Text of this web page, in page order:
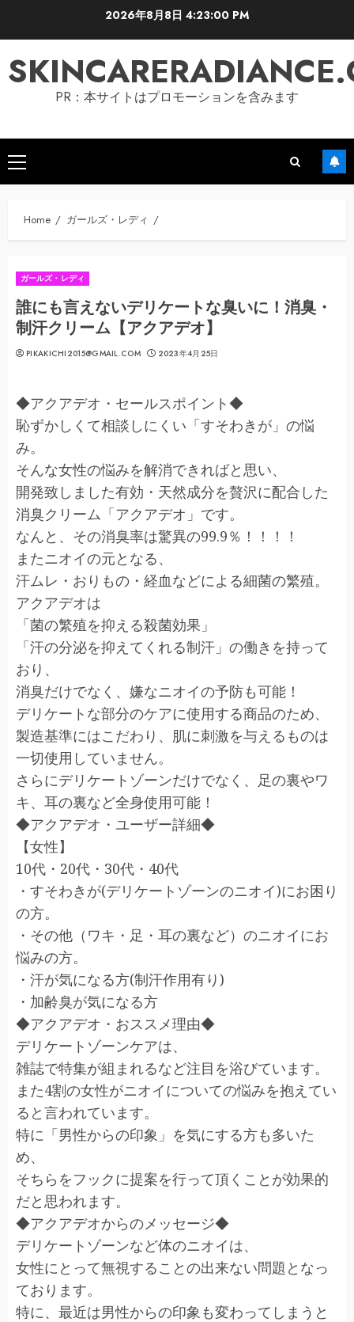
2026年8月8日4:23:01 PM
PR：本サイトはプロモーションを含みます
Primary
Menu
Home ガールズ・レディ
ガールズ・レディ
誰にも言えないデリケートな臭いに！消臭・
制汗クリーム【アクアデオ】
PIKAKICHI2015@GMAIL.COM 2023年4月25日
◆アクアデオ・セールスポイント◆
恥ずかしくて相談しにくい「すそわきが」の悩
み。
そんな女性の悩みを解消できればと思い、
開発致しました有効・天然成分を贅沢に配合した
消臭クリーム「アクアデオ」です。
なんと、その消臭率は驚異の99.9％！！！！
またニオイの元となる、
汗ムレ・おりもの・経血などによる細菌の繁殖。
アクアデオは
「菌の繁殖を抑える殺菌効果」
「汗の分泌を抑えてくれる制汗」の働きを持って
おり、
消臭だけでなく、嫌なニオイの予防も可能！
デリケートな部分のケアに使用する商品のため、
製造基準にはこだわり、肌に刺激を与えるものは
一切使用していません。
さらにデリケートゾーンだけでなく、足の裏やワ
キ、耳の裏など全身使用可能！
◆アクアデオ・ユーザー詳細◆
【女性】
10代・20代・30代・40代
・すそわきが(デリケートゾーンのニオイ)にお困り
の方。
・その他（ワキ・足・耳の裏など）のニオイにお
悩みの方。
・汗が気になる方(制汗作用有り)
・加齢臭が気になる方
◆アクアデオ・おススメ理由◆
デリケートゾーンケアは、
雑誌で特集が組まれるなど注目を浴びています。
また4割の女性がニオイについての悩みを抱えてい
ると言われています。
特に「男性からの印象」を気にする方も多いた
め、
そちらをフックに提案を行って頂くことが効果的
だと思われます。
◆アクアデオからのメッセージ◆
デリケートゾーンなど体のニオイは、
女性にとって無視することの出来ない問題となっ
ております。
特に、最近は男性からの印象も変わってしまうと